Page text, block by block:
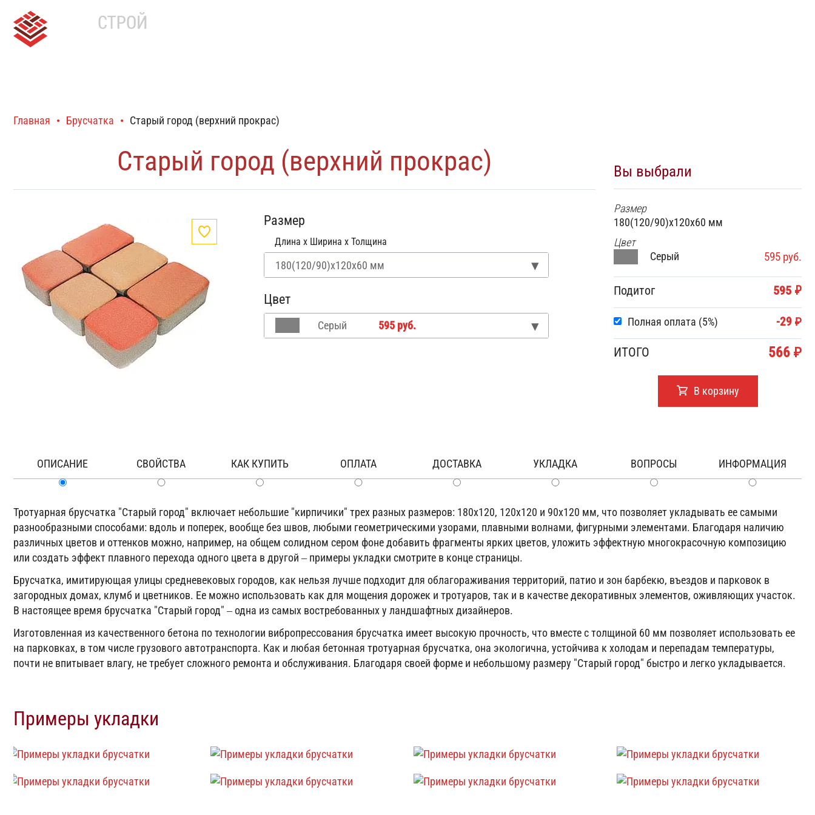
Главная • Брусчатка • Старый город (верхний прокрас)
Старый город (верхний прокрас)
Размер
Длина x Ширина x Толщина
180(120/90)х120х60 мм
Цвет
Серый 595 руб.
Вы выбрали
Размер
180(120/90)х120х60 мм
Цвет
Серый
595 руб.
Подитог 595 ₽
Полная оплата (5%) -29 ₽
ИТОГО 566 ₽
В корзину
ОПИСАНИЕ
Тротуарная брусчатка "Старый город" включает небольшие "кирпичики" трех разных размеров: 180х120, 120х120 и 90х120 мм, что позволяет укладывать ее самыми
разнообразными способами: вдоль и поперек, вообще без швов, любыми геометрическими узорами, плавными волнами, фигурными элементами. Благодаря наличию
различных цветов и оттенков можно, например, на общем солидном сером фоне добавить фрагменты ярких цветов, уложить эффектную многокрасочную композицию
или создать эффект плавного перехода одного цвета в другой – примеры укладки смотрите в конце страницы.
Брусчатка, имитирующая улицы средневековых городов, как нельзя лучше подходит для облагораживания территорий, патио и зон барбекю, въездов и парковок в
загородных домах, клумб и цветников. Ее можно использовать как для мощения дорожек и тротуаров, так и в качестве декоративных элементов, оживляющих участок.
В настоящее время брусчатка "Старый город" – одна из самых востребованных у ландшафтных дизайнеров.
Изготовленная из качественного бетона по технологии вибропрессования брусчатка имеет высокую прочность, что вместе с толщиной 60 мм позволяет использовать ее
на парковках, в том числе грузового автотранспорта. Как и любая бетонная тротуарная брусчатка, она экологична, устойчива к холодам и перепадам температуры,
почти не впитывает влагу, не требует сложного ремонта и обслуживания. Благодаря своей форме и небольшому размеру "Старый город" быстро и легко укладывается.
СВОЙСТВА КАК КУПИТЬ ОПЛАТА ДОСТАВКА УКЛАДКА ВОПРОСЫ ИНФОРМАЦИЯ
Примеры укладки